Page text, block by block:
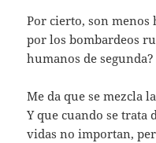
Por cierto, son
por los bombardeos
humanos de segunda?
Me da que se mezcla
Y que cuando se trata
vidas no importan,